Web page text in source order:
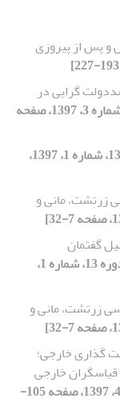
پس از پیروزی
گرایی در
[دوره 13، شماره 3، 1397، صفحه
[دوره 13، شماره 1، 1397،
زرتشت، مانی و
گفتمان‌
[دوره 13، شماره 1،
زرتشت، مانی و
گذاری خارجی؛
خارجی
[دوره 13، شماره 4، 1397، صفحه 105-